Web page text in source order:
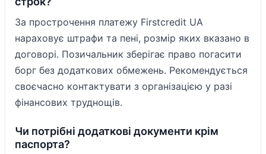
За прострочення платежу Firstcredit UA
нараховує штрафи та пені, розмір яких вказано в
договорі. Позичальник зберігає право погасити
борг без додаткових обмежень. Рекомендується
своєчасно контактувати з організацією у разі
фінансових труднощів.
Чи потрібні додаткові документи крім
паспорта?